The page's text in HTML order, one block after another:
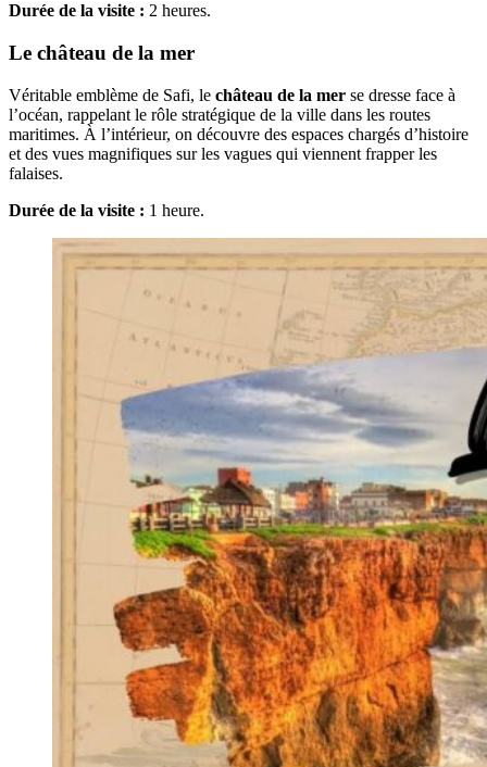
Durée de la visite : 2 heures.
Le château de la mer
Véritable emblème de Safi, le château de la mer se dresse face à
l’océan, rappelant le rôle stratégique de la ville dans les routes
maritimes. À l’intérieur, on découvre des espaces chargés d’histoire
et des vues magnifiques sur les vagues qui viennent frapper les
falaises.
Durée de la visite : 1 heure.